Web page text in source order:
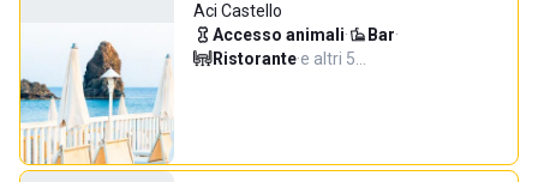
Aci Castello
Accesso animali· Bar·
Ristorante·e altri 5…